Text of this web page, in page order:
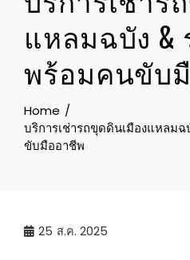
แหลมฉบัง &
พร้อมคนขับ
Home
บริการเช่ารถขุดดินเมืองแหลม
ขับมืออาชีพ
25 ส.ค. 2025